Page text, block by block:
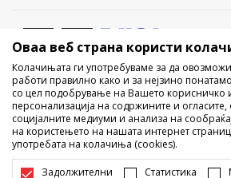
Не е дозволено превземање или
интернет страните на Sport Vision,
однесува на логоа, трговски марки,
истите да се отстапуваат на трети лица, јавно
се користат за било какви цели, без
ДООЕЛ.
Оваа веб страна користи
Колачињата ги употребуваме за да
работи правилно како и за нејзино
со цел подобрување на Вашето корисничко
персонализација на содржините и
социјалните медиуми и анализа на
на користењето на нашата интернет
употребата на колачиња (cookies).
Задолжителни Статистика